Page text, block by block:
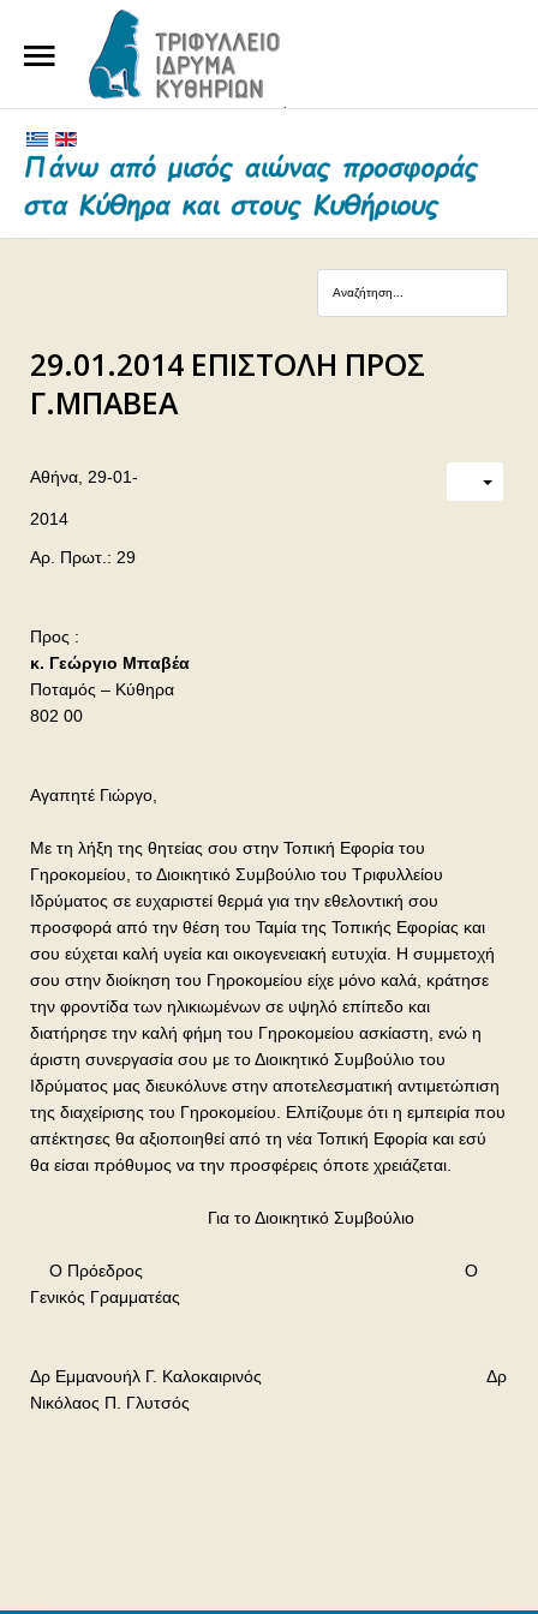
ΤΟ ΙΔΡΥΜΑ
ΕΥΕΡΓΕΤΕΣ ΚΑΙ ΔΩΡΗΤΕΣ
ΕΠΙΚΟΙΝΩΝΙΑ
29.01.2014 ΕΠΙΣΤΟΛΗ ΠΡΟΣ
Γ.ΜΠΑΒΕΑ
Αθήνα, 29-01-
2014
Αρ. Πρωτ.: 29
Προς :
κ. Γεώργιο Μπαβέα
Ποταμός – Κύθηρα
802 00
Αγαπητέ Γιώργο,
Με τη λήξη της θητείας σου στην Τοπική Εφορία του
Γηροκομείου, το Διοικητικό Συμβούλιο του Τριφυλλείου
Ιδρύματος σε ευχαριστεί θερμά για την εθελοντική σου
προσφορά από την θέση του Ταμία της Τοπικής Εφορίας και
σου εύχεται καλή υγεία και οικογενειακή ευτυχία. Η συμμετοχή
σου στην διοίκηση του Γηροκομείου είχε μόνο καλά, κράτησε
την φροντίδα των ηλικιωμένων σε υψηλό επίπεδο και
διατήρησε την καλή φήμη του Γηροκομείου ασκίαστη, ενώ η
άριστη συνεργασία σου με το Διοικητικό Συμβούλιο του
Ιδρύματος μας διευκόλυνε στην αποτελεσματική αντιμετώπιση
της διαχείρισης του Γηροκομείου. Ελπίζουμε ότι η εμπειρία που
απέκτησες θα αξιοποιηθεί από τη νέα Τοπική Εφορία και εσύ
θα είσαι πρόθυμος να την προσφέρεις όποτε χρειάζεται.
Για το Διοικητικό Συμβούλιο
Ο Πρόεδρος Ο
Γενικός Γραμματέας
Δρ Εμμανουήλ Γ. Καλοκαιρινός Δρ
Νικόλαος Π. Γλυτσός